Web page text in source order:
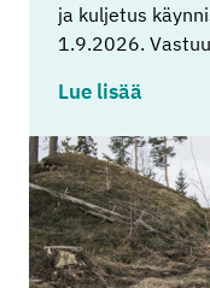
ja kuljetus
1.9.2026.
Lue lisää